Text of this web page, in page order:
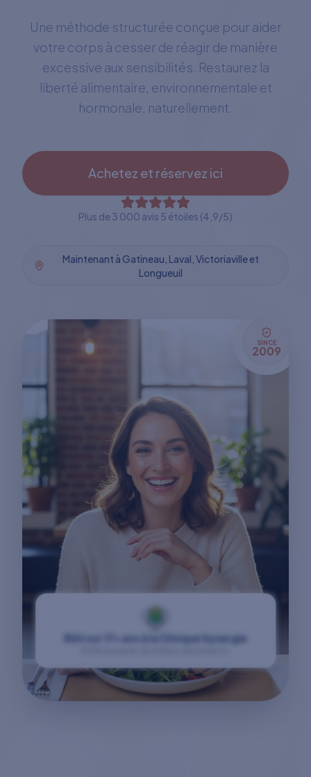
Une méthode structurée conçue pour aider
votre corps à cesser de réagir de manière
excessive aux sensibilités. Restaurez la
liberté alimentaire, environnementale et
hormonale, naturellement.
Achetez et réservez ici
Plus de 3 000 avis 5 étoiles (4,9/5)
Maintenant à Gatineau, Laval, Victoriaville et
Longueuil
SINCE
2009
Bâti sur 17+ ans à la Clinique Synergie